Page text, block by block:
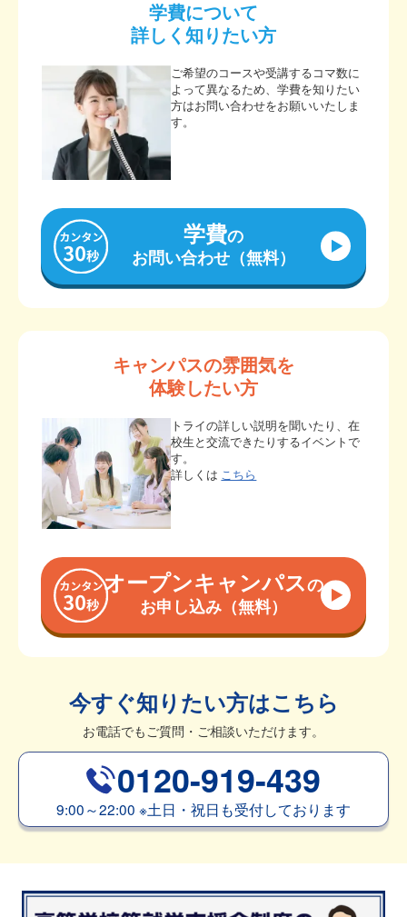
学費について
詳しく知りたい方
ご希望のコースや受講するコマ数に
よって異なるため、学費を知りたい
方はお問い合わせをお願いいたしま
す。
学費の
お問い合わせ（無料）
キャンパスの雰囲気を
体験したい方
トライの詳しい説明を聞いたり、在
校生と交流できたりするイベントで
す。
詳しくは こちら
オープンキャンパスの
お申し込み（無料）
今すぐ知りたい方はこちら
お電話でもご質問・ご相談いただけます。
0120-919-439
9:00～22:00 ※土日・祝日も受付しております